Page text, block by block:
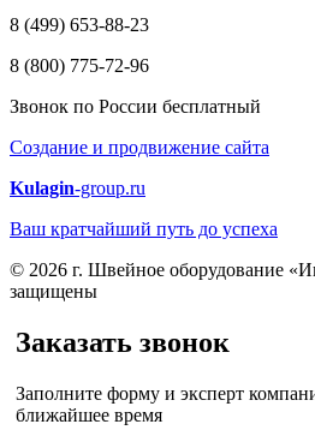
8 (499) 653-88-23
8 (800) 775-72-96
Звонок по России бесплатный
Создание и продвижение сайта
Kulagin-group.ru
Ваш кратчайший путь до успеха
© 2026 г. Швейное оборудование
защищены
Заказать звонок
Заполните форму и эксперт
ближайшее время